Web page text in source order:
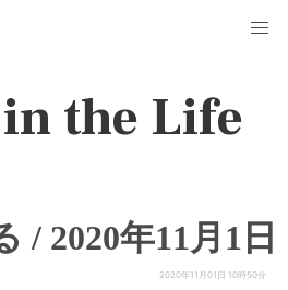
the Life
/ 2020年11月1日
2020年11月01日 10時50分